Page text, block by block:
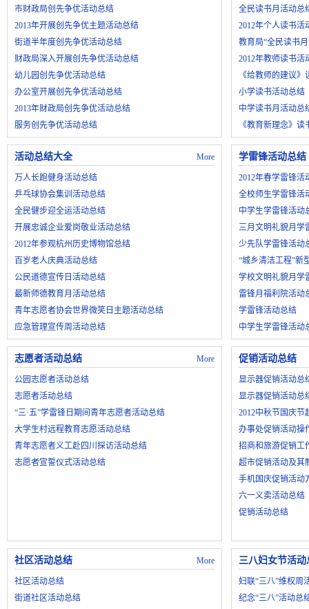
市财政局创先争优活动总结
2013年开展创先争优主题活动总结
街道半年度创先争优活动总结
财政局深入开展创先争优活动总结
幼儿园创先争优活动总结
办公室开展创先争优活动总结
2013年财政局创先争优活动总结
服务创先争优活动总结
全民读书月活动总
2012年个人读书活
教育局“全民读书
2012年教师读书活
《给教师的建议》
小学读书活动总结
中学读书月活动总
《教育新理念》读
More
活动总结大全
万人长跑健身活动总结
乒乓球协会集训活动总结
全民健步迎全运活动总结
开展忠诚企业爱岗敬业活动总结
2012年参观杭州历史博物馆总结
百岁老人庆典活动总结
公民道德宣传日活动总结
最新师德教育月活动总结
青年志愿者协会世界微笑日主题活动总结
应急管理宣传周活动总结
学雷锋活动总结
2012年春学雷锋活
全校师生学雷锋活
中学生学雷锋活动
三月文明礼貌月学
少先队学雷锋活动
“城乡清洁工程”新
学校文明礼貌月学
雷锋月福利院活动
学雷锋活动总结
中学生学雷锋活动
More
志愿者活动总结
公园志愿者活动总结
志愿者活动总结
“三·五”学雷锋日期间青年志愿者活动总结
大学生村远程教育志愿活动总结
青年志愿者义工赴四川探访活动总结
志愿者宣誓仪式活动总结
促销活动总结
显示器促销活动总
显示器促销活动总
2012中秋节国庆节
办事处促销活动
招商和旅游促销工
超市促销活动及其
手机国庆促销活动
六一义卖活动总结
促销活动总结
More
社区活动总结
社区活动总结
街道社区活动总结
三八妇女节活动
妇联“三八”维权周
纪念“三八”活动总